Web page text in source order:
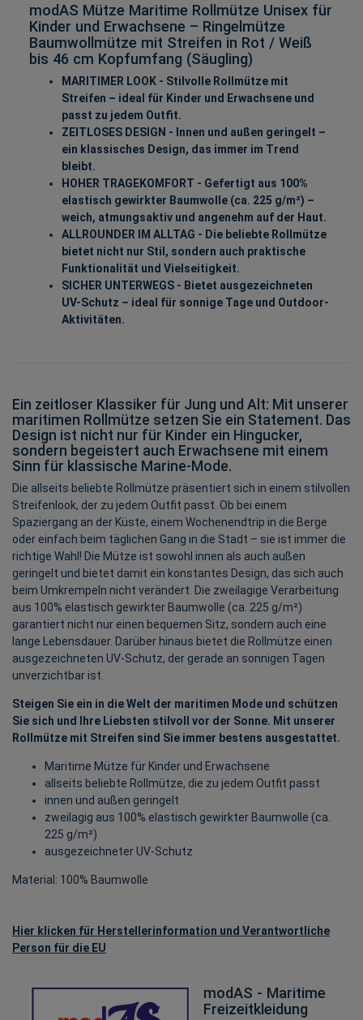
modAS Mütze Maritime Rollmütze Unisex für
Kinder und Erwachsene – Ringelmütze
Baumwollmütze mit Streifen in Rot / Weiß
bis 46 cm Kopfumfang (Säugling)
MARITIMER LOOK - Stilvolle Rollmütze mit
Streifen – ideal für Kinder und Erwachsene und
passt zu jedem Outfit.
ZEITLOSES DESIGN - Innen und außen geringelt –
ein klassisches Design, das immer im Trend
bleibt.
HOHER TRAGEKOMFORT - Gefertigt aus 100%
elastisch gewirkter Baumwolle (ca. 225 g/m²) –
weich, atmungsaktiv und angenehm auf der Haut.
ALLROUNDER IM ALLTAG - Die beliebte Rollmütze
bietet nicht nur Stil, sondern auch praktische
Funktionalität und Vielseitigkeit.
SICHER UNTERWEGS - Bietet ausgezeichneten
UV-Schutz – ideal für sonnige Tage und Outdoor-
Aktivitäten.
Ein zeitloser Klassiker für Jung und Alt: Mit unserer
maritimen Rollmütze setzen Sie ein Statement. Das
Design ist nicht nur für Kinder ein Hingucker,
sondern begeistert auch Erwachsene mit einem
Sinn für klassische Marine-Mode.
Die allseits beliebte Rollmütze präsentiert sich in einem stilvollen
Streifenlook, der zu jedem Outfit passt. Ob bei einem
Spaziergang an der Küste, einem Wochenendtrip in die Berge
oder einfach beim täglichen Gang in die Stadt – sie ist immer die
richtige Wahl! Die Mütze ist sowohl innen als auch außen
geringelt und bietet damit ein konstantes Design, das sich auch
beim Umkrempeln nicht verändert. Die zweilagige Verarbeitung
aus 100% elastisch gewirkter Baumwolle (ca. 225 g/m²)
garantiert nicht nur einen bequemen Sitz, sondern auch eine
lange Lebensdauer. Darüber hinaus bietet die Rollmütze einen
ausgezeichneten UV-Schutz, der gerade an sonnigen Tagen
unverzichtbar ist.
Steigen Sie ein in die Welt der maritimen Mode und schützen
Sie sich und Ihre Liebsten stilvoll vor der Sonne. Mit unserer
Rollmütze mit Streifen sind Sie immer bestens ausgestattet.
Maritime Mütze für Kinder und Erwachsene
allseits beliebte Rollmütze, die zu jedem Outfit passt
innen und außen geringelt
zweilagig aus 100% elastisch gewirkter Baumwolle (ca.
225 g/m²)
ausgezeichneter UV-Schutz
Material: 100% Baumwolle
Hier klicken für Herstellerinformation und Verantwortliche
Person für die EU
modAS - Maritime
Freizeitkleidung